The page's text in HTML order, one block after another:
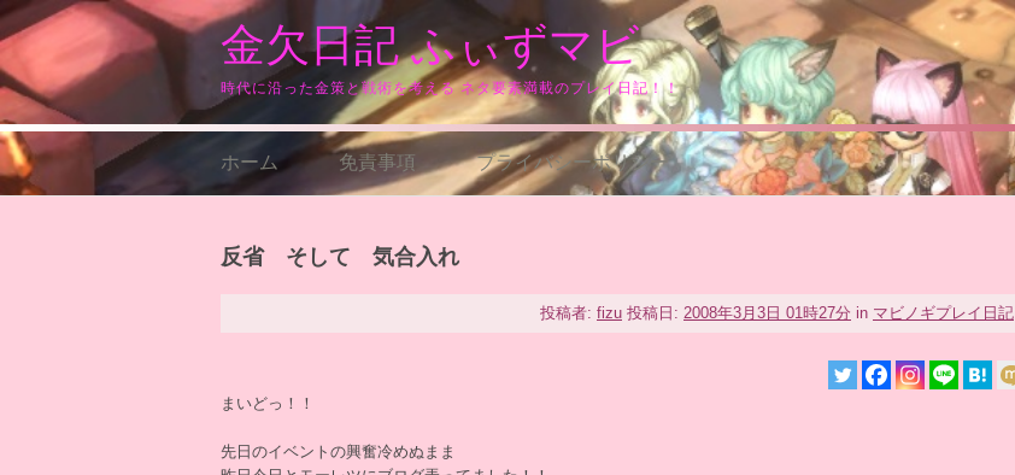
コ
ン
ン
へ
ス
キ
金欠日記 ふぃずマビ
時代に沿った金策と戦術を考える ネタ要素満載のプレイ日記！！
ホーム 免責事項 プライバシーポリシー
反省 そして 気合入れ
投稿者: fizu 投稿日: 2008年3月3日 01時27分 in マビノギプレイ日記
まいどっ！！
先日のイベントの興奮冷めぬまま